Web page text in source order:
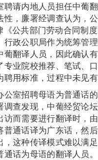
聘请内地人员担任中葡
性，廉署经调查认为，
公共部门劳动合同制
行政公职局作为统筹管
葡翻译人员，因此确认
专业院校推荐、笔试、
用标准，过程中未见有
公室招聘母语为普通话
查发现，中葡经贸论
访而需要进行翻译时，
普通话译为广东话，然
，这种传译模式难以满
话为母语的翻译人员。